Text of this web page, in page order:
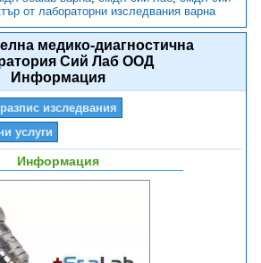
от лабораторни изследвания варна
медико-диагностична
Сий Лаб ООД
Информация
изследвания
услуги
Информация